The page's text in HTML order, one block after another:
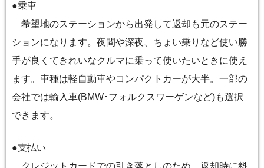
●乗車
希望地のステーションから出発して返却も元のステー
ションになります。夜間や深夜、ちょい乗りなど使い勝
手が良くてきれいなクルマに乗って使いたいときに使え
ます。車種は軽自動車やコンパクトカーが大半。一部の
会社では輸入車(BMW･フォルクスワーゲンなど)も選択
できます。
●支払い